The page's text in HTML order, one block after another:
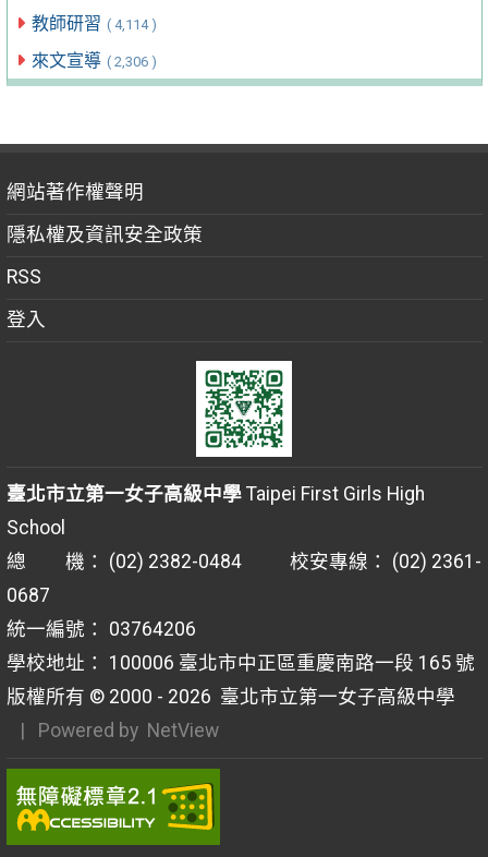
教師研習 ( 4,114 )
來文宣導 ( 2,306 )
網站著作權聲明
隱私權及資訊安全政策
RSS
登入
臺北市立第一女子高級中學Taipei First Girls High
School
總 機： (02) 2382-0484 校安專線： (02) 2361-
0687
統一編號： 03764206
學校地址： 100006 臺北市中正區重慶南路一段 165 號
版權所有 © 2000 - 2026 臺北市立第一女子高級中學
| Powered by NetView